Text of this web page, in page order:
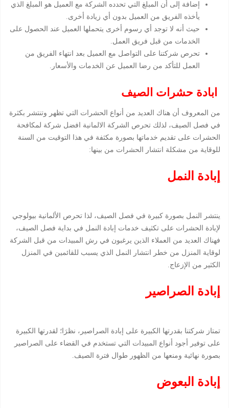
إضافة إلى أن المبلغ التي تحدده الشركة مع العميل هو المبلغ الذي
يأخذه الفريق من العميل بدون أي زيادة أخرى.
حيث أنه لا توجد أي رسوم أخرى يتحملها العميل عند الحصول على
الخدمات من قبل فريق العمل.
تحرص شركتنا على التواصل مع العميل بعد انتهاء الفريق من
العمل للتأكد من رضا العميل عن الخدمات والأسعار.
ابادة حشرات الصيف
من المعروف أن هناك العديد من أنواع الحشرات التي تظهر وتنتشر بكثرة
في فصل الصيف، لذلك تحرص الشركة الالمانية افضل شركة لمكافحة
الحشرات على تقديم خدماتها بصورة مكثفة في هذا التوقيت من السنة
للوقاية من مشكلة انتشار الحشرات من بينها:
إبادة النمل
ينتشر النمل بصورة كبيرة في فصل الصيف، لذا تحرص الألمانية بيولوجي
لإبادة الحشرات على تكثيف خدمات إبادة النمل في بداية فصل الصيف،
فهناك العديد من العملاء الذين يرغبون في رش المبيدات من قبل الشركة
لوقاية المنزل من خطر انتشار النمل الذي يسبب للقائمين في المنزل
الكثير من الإزعاج.
إبادة الصراصير
تمتاز شركتنا بقدرتها الكبيرة على إبادة الصراصير، نظرَا؛ لقدرتها الكبيرة
على توفير أجود أنواع المبيدات التي تستخدم في القضاء على الصراصير
بصورة نهائية ومنعها من الظهور طوال فترة الصيف.
إبادة البعوض